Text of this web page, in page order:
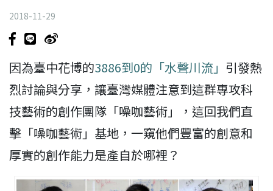
2018-11-29
因為臺中花博的3886到0的「水聲川流」 引發熱
烈討論與分享，讓臺灣媒體注意到這群專攻科
技藝術的創作團隊「噪咖藝術」，這回我們直
擊「噪咖藝術」基地，一窺他們豐富的創意和
厚實的創作能力是產自於哪裡？